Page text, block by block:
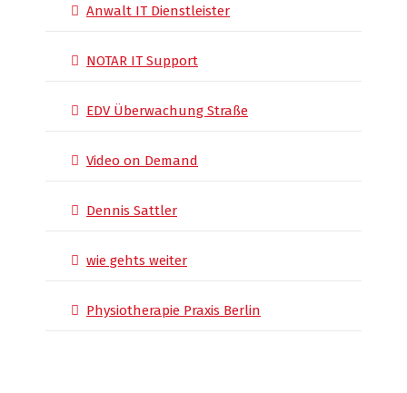
Anwalt IT Dienstleister
NOTAR IT Support
EDV Überwachung Straße
Video on Demand
Dennis Sattler
wie gehts weiter
Physiotherapie Praxis Berlin